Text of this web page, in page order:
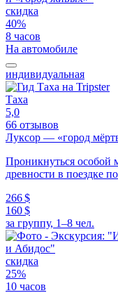
скидка
40%
8 часов
На автомобиле
индивидуальная
Таха
5,0
66 отзывов
Луксор — «город
Проникнуться особой
древности в поездке
266 $
160 $
за группу, 1–8 чел.
скидка
25%
10 часов